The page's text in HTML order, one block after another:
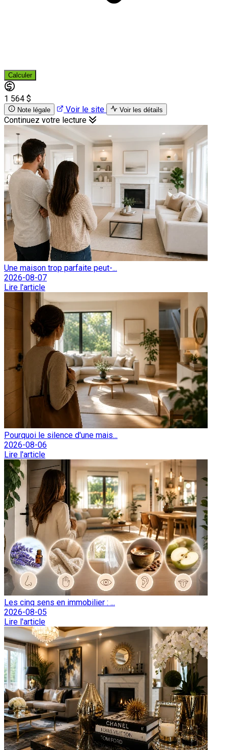
Calculer
1 564 $
Note légale Voir le site Voir les détails
Continuez votre lecture
Une maison trop parfaite peut-...
2026-08-07
Lire l'article
Pourquoi le silence d'une mais...
2026-08-06
Lire l'article
Les cinq sens en immobilier : ...
2026-08-05
Lire l'article